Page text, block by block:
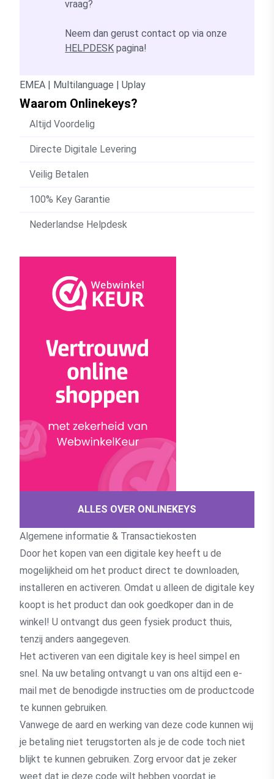
vraag?
Neem dan gerust contact op via onze
HELPDESK pagina!
EMEA | Multilanguage | Uplay
Waarom Onlinekeys?
Altijd Voordelig
Directe Digitale Levering
Veilig Betalen
100% Key Garantie
Nederlandse Helpdesk
ALLES OVER ONLINEKEYS
Algemene informatie & Transactiekosten
Door het kopen van een digitale key heeft u de
mogelijkheid om het product direct te downloaden,
installeren en activeren. Omdat u alleen de digitale key
koopt is het product dan ook goedkoper dan in de
winkel! U ontvangt dus geen fysiek product thuis,
tenzij anders aangegeven.
Het activeren van een digitale key is heel simpel en
snel. Na uw betaling ontvangt u van ons altijd een e-
mail met de benodigde instructies om de productcode
te kunnen gebruiken.
Vanwege de aard en werking van deze code kunnen wij
je betaling niet terugstorten als je de code toch niet
blijkt te kunnen gebruiken. Zorg ervoor dat je zeker
weet dat je deze code wilt hebben voordat je